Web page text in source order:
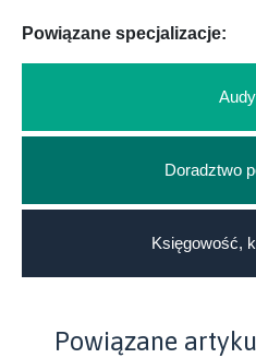
Powiązane specjalizacje:
Doradztwo
Księgowość,
Powiązane